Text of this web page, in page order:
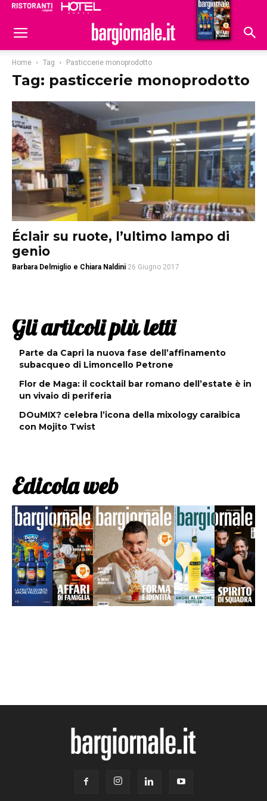
Hoteldomani
Home Tag Pasticcerie monoprodotto
Tag: pasticcerie monoprodotto
Éclair su ruote, l’ultimo lampo di
genio
Barbara Delmiglio e Chiara Naldini 26 Giugno 2017
Gli articoli più letti
Parte da Capri la nuova fase dell’affinamento
subacqueo di Limoncello Petrone
Flor de Maga: il cocktail bar romano dell’estate è in
un vivaio di periferia
DOuMIX? celebra l’icona della mixology caraibica
con Mojito Twist
Edicola web